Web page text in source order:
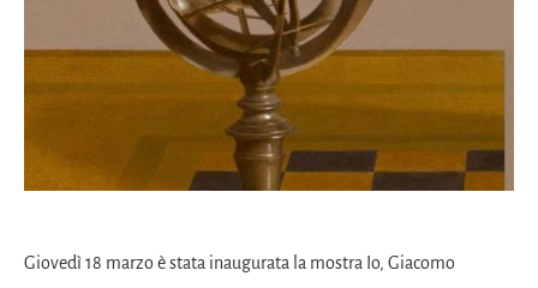
Giovedì 18 marzo è stata inaugurata la mostra Io, Giacomo